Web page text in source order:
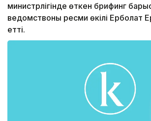
министрлігінде өткен брифинг
ведомствоның ресми өкілі Ерболат
етті.